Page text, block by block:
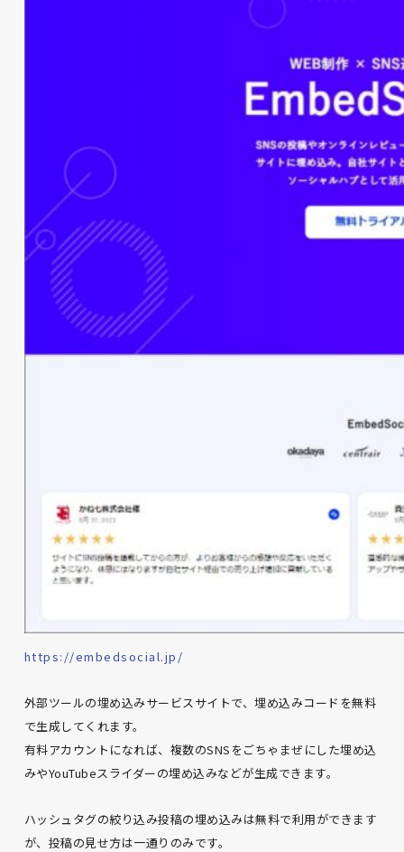
https://embedsocial.jp/
外部ツールの埋め込みサービスサイトで、埋め込みコードを無料
で生成してくれます。
有料アカウントになれば、複数のSNSをごちゃまぜにした埋め込
みやYouTubeスライダーの埋め込みなどが生成できます。
ハッシュタグの絞り込み投稿の埋め込みは無料で利用ができます
が、投稿の見せ方は一通りのみです。